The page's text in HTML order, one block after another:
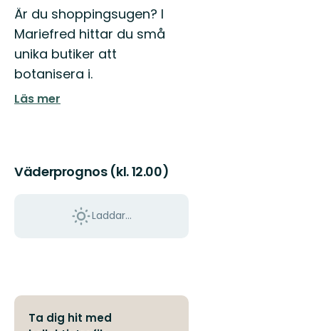
Är du shoppingsugen? I
Mariefred hittar du små
unika butiker att
botanisera i.
Läs mer
Väderprognos (kl. 12.00)
Laddar...
Ta dig hit med